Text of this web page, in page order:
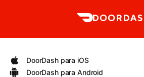
DoorDash para iOS
DoorDash para Android